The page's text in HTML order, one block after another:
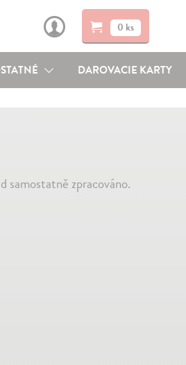
0 ks
DAROVACIE KARTY
samostatně zpracováno.